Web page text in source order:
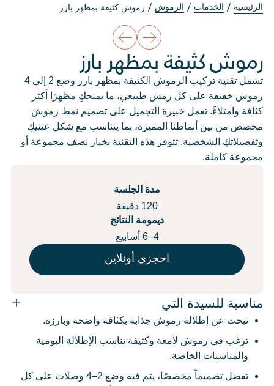
الرئيسية الخدمات الرموش رموش كثيفة بمظهر بارز
رموش كثيفة بمظهر بارز
تشمل تقنية تركيب الرموش الكثيفة بمظهر بارز وضع 2 إلى 4
رموش خفيفة على كل رمش طبيعي، ما يمنحكِ مظهرًا أكثر
كثافة وامتلاءً. تعمل خبيرة التجميل على تصميم نمط رموش
مخصص من بين أنماطنا المميزة، بما يتناسب مع شكل عينيكِ
وتفضيلاتكِ الشخصية. تتوفر هذه التقنية بخيار نصف مجموعة أو
مجموعة كاملة.
مدة الجلسة
120 دقيقة
ديمومة النتائج
4–6 أسابيع
احجزي أونلاين
مناسبة للسيدة التي
تبحث عن إطلالة رموش جذابة بكثافة واضحة وبارزة.
ترغب في رموش لامعة وكثيفة تناسب الإطلالة اليومية
والمناسبات الخاصة.
تفضل تصميماً مخصصًا، يتم فيه وضع 2–4 وصلات على كل